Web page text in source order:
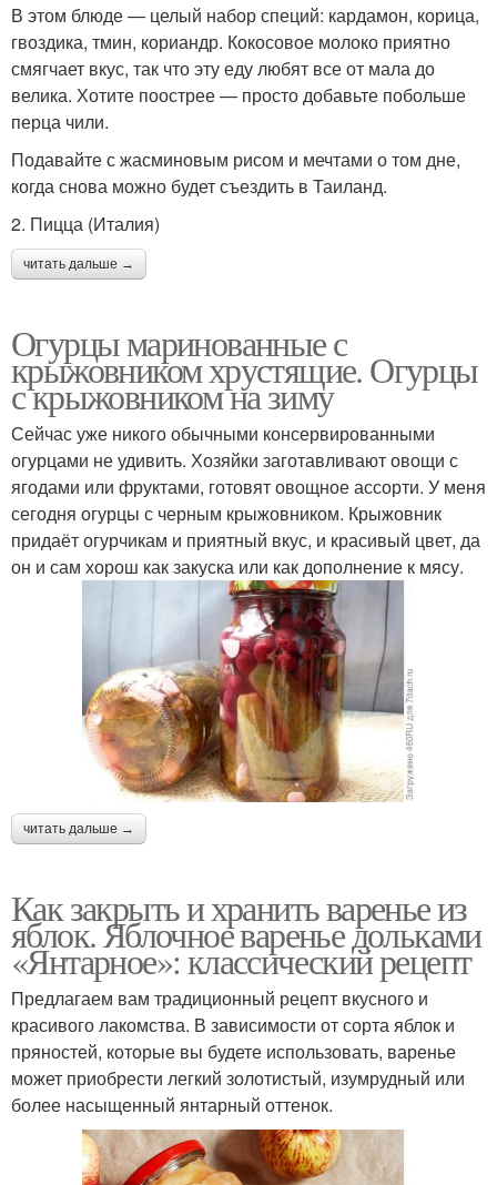
В этом блюде — целый набор специй: кардамон, корица,
гвоздика, тмин, кориандр. Кокосовое молоко приятно
смягчает вкус, так что эту еду любят все от мала до
велика. Хотите поострее — просто добавьте побольше
перца чили.
Подавайте с жасминовым рисом и мечтами о том дне,
когда снова можно будет съездить в Таиланд.
2. Пицца (Италия)
читать дальше →
Огурцы маринованные с
крыжовником хрустящие. Огурцы
с крыжовником на зиму
Сейчас уже никого обычными консервированными
огурцами не удивить. Хозяйки заготавливают овощи с
ягодами или фруктами, готовят овощное ассорти. У меня
сегодня огурцы с черным крыжовником. Крыжовник
придаёт огурчикам и приятный вкус, и красивый цвет, да
он и сам хорош как закуска или как дополнение к мясу.
читать дальше →
Как закрыть и хранить варенье из
яблок. Яблочное варенье дольками
«Янтарное»: классический рецепт
Предлагаем вам традиционный рецепт вкусного и
красивого лакомства. В зависимости от сорта яблок и
пряностей, которые вы будете использовать, варенье
может приобрести легкий золотистый, изумрудный или
более насыщенный янтарный оттенок.